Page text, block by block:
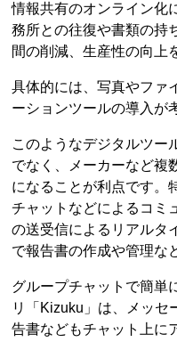
情報共有のオンライン化
務所との往復や書類の持
間の削減、生産性の向上
具体的には、写真やファ
ーションツールの導入が
このようなデジタルツー
でなく、メーカーなど複
になることが利点です。
チャットなどによるコミ
の送受信によるリアルタ
で報告書の作成や管理な
グループチャットで簡単
リ「Kizuku」は、メッセ
告書などもチャット上に